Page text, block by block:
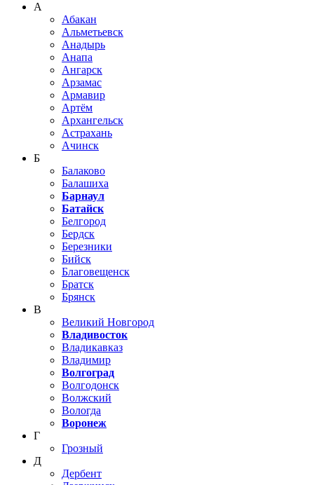
А
Абакан
Альметьевск
Анадырь
Анапа
Ангарск
Арзамас
Армавир
Артём
Архангельск
Астрахань
Ачинск
Б
Балаково
Балашиха
Барнаул
Батайск
Белгород
Бердск
Березники
Бийск
Благовещенск
Братск
Брянск
В
Великий Новгород
Владивосток
Владикавказ
Владимир
Волгоград
Волгодонск
Волжский
Вологда
Воронеж
Г
Грозный
Д
Дербент